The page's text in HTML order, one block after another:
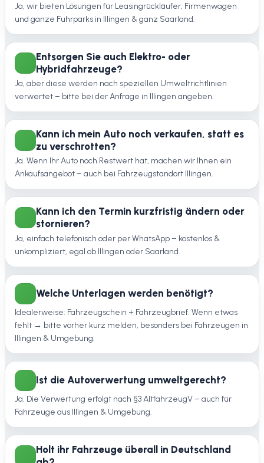
Ja, wir bieten Lösungen für Leasingrückläufer, Firmenwagen
und ganze Fuhrparks in Illingen & ganz Saarland.
Entsorgen Sie auch Elektro- oder
Hybridfahrzeuge?
Ja, aber diese werden nach speziellen Umweltrichtlinien
verwertet – bitte bei der Anfrage in Illingen angeben.
Kann ich mein Auto noch verkaufen, statt es
zu verschrotten?
Ja. Wenn Ihr Auto noch Restwert hat, machen wir Ihnen ein
Ankaufsangebot – auch bei Fahrzeugstandort Illingen.
Kann ich den Termin kurzfristig ändern oder
stornieren?
Ja, einfach telefonisch oder per WhatsApp – kostenlos &
unkompliziert, egal ob Illingen oder Saarland.
Welche Unterlagen werden benötigt?
Idealerweise: Fahrzeugschein + Fahrzeugbrief. Wenn etwas
fehlt → bitte vorher kurz melden, besonders bei Fahrzeugen in
Illingen & Umgebung.
Ist die Autoverwertung umweltgerecht?
Ja. Die Verwertung erfolgt nach §3 AltfahrzeugV – auch für
Fahrzeuge aus Illingen & Umgebung.
Holt ihr Fahrzeuge überall in Deutschland